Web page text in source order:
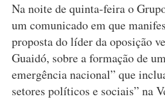
Na noite de quinta-feira o
um comunicado em que
proposta do líder da oposição
Guaidó, sobre a formação de
emergência nacional” que
setores políticos e sociais” na